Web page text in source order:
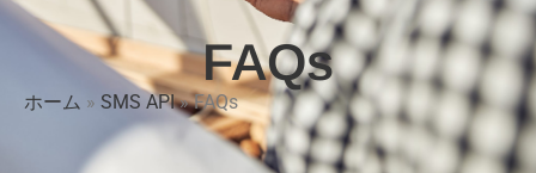
FAQs
ホーム » SMS API»FAQs